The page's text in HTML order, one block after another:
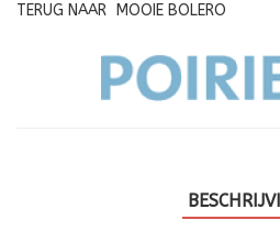
TERUG NAAR MOOIE BOLERO